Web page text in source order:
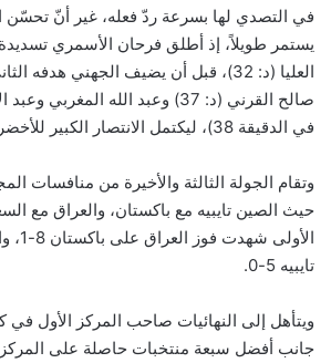
في التصدي لها بسرعة ردّ فعله، غير أنّ تحسّن
يستمر طويلاً، إذ أطلق فرحان الأسمري تسديدة
صالح القرني (د: 37) وعبد الله
في الدقيقة 38)، ليكتمل الانتصار الكبير للأخضر بنتيجة 13-0.
وتقام الجولة الثالثة والأخيرة من منافسات
حيث الصين تايبيه مع باكستان، والعراق مع
تايبيه 5-0.
ويتأهل إلى النهائيات صاحب المركز الأول
جانب أفضل سبعة منتخبات حاصلة على المركز